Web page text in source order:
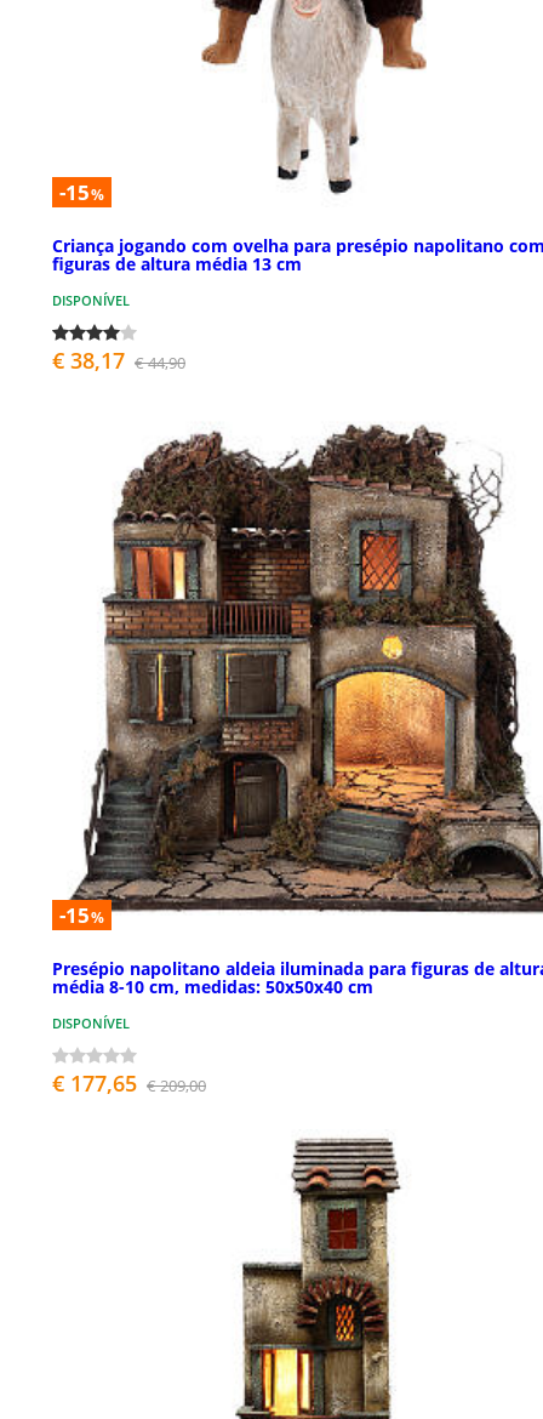
-15%
Criança jogando com ovelha para presépio napolitano
figuras de altura média 13 cm
DISPONÍVEL
€ 38,17 € 44,90
-15%
Presépio napolitano aldeia iluminada para figuras de
média 8-10 cm, medidas: 50x50x40 cm
DISPONÍVEL
€ 177,65 € 209,00